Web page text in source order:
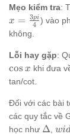
Mẹo kiểm tra:
x = 4
3pi ) vào
không.
Lỗi hay gặp:
cos x khi đưa
tan/cot.
Đối với các bài
các quy tắc về
học như Δ, wi